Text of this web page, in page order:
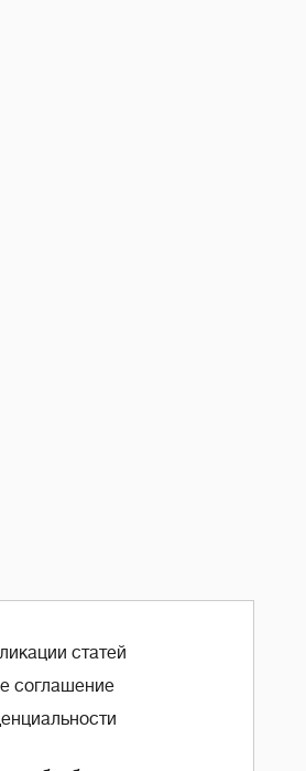
статей
соглашение